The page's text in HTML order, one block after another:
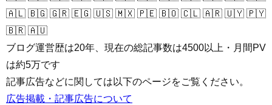
🇦🇱 🇧🇬 🇬🇷 🇪🇬 🇺🇸 🇲🇽 🇵🇪 🇧🇴 🇨🇱 🇦🇷 🇺🇾 🇵🇾
🇧🇷 🇦🇺
ブログ運営歴は20年、現在の総記事数は4500以上・月間PV
は約5万です
記事広告などに関しては以下のページをご覧ください。
広告掲載・記事広告について